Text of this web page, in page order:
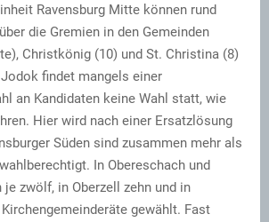
Ravensburg Mitte können rund
die Gremien in den Gemeinden
Christkönig (10) und St. Christina (8)
findet mangels einer
an Kandidaten keine Wahl statt, wie
Hier wird nach einer Ersatzlösung
Süden sind zusammen mehr als
In Obereschach und
je zwölf, in Oberzell zehn und in
gewählt. Fast